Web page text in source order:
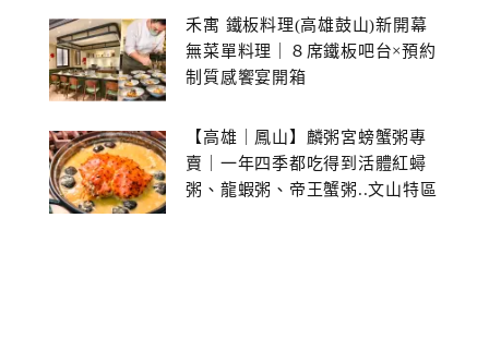
禾寓 鐵板料理(高雄鼓山)新開幕
無菜單料理｜８席鐵板吧台×預約
制質感饗宴開箱
【高雄｜鳳山】麟粥宮螃蟹粥專
賣｜一年四季都吃得到活體紅蟳
粥、龍蝦粥、帝王蟹粥..文山特區